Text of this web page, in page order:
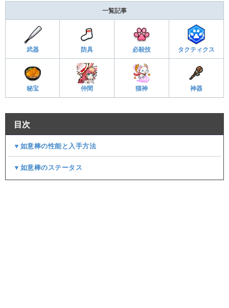
一覧記事
武器 防具 必殺技 タクティクス
秘宝 仲間 猫神 神器
目次
▼如意棒の性能と入手方法
▼如意棒のステータス